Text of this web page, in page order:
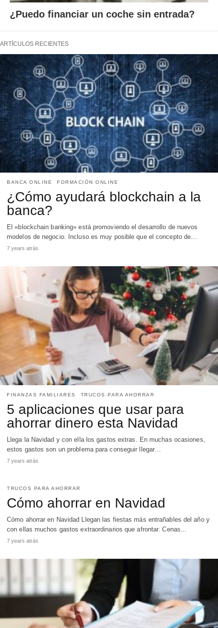
¿Puedo financiar un coche sin entrada?
ARTÍCULOS RECIENTES
BANCA ONLINE FORMACIÓN ONLINE
¿Cómo ayudará blockchain a la
banca?
El «blockchain banking» está promoviendo el desarrollo de nuevos
modelos de negocio. Incluso es muy posible que el concepto de…
7 years atrás
FINANZAS FAMILIARES TRUCOS PARA AHORRAR
5 aplicaciones que usar para
ahorrar dinero esta Navidad
Llega la Navidad y con ella los gastos extras. En muchas ocasiones,
estos gastos son un problema para conseguir llegar…
7 years atrás
TRUCOS PARA AHORRAR
Cómo ahorrar en Navidad
Cómo ahorrar en Navidad Llegan las fiestas más entrañables del año y
con ellas muchos gastos extraordinarios que afrontar. Cenas…
7 years atrás